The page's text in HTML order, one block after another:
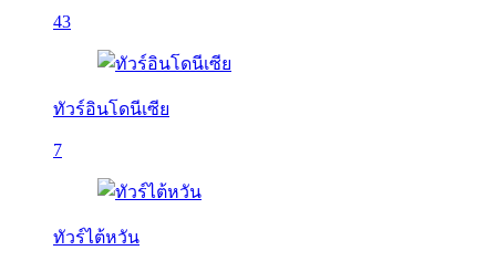
43
ทัวร์อินโดนีเซีย
7
ทัวร์ไต้หวัน